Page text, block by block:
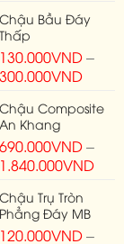
Chậu Bầu Đáy
Thấp
130.000VND–
300.000VND
Chậu Composite
An Khang
690.000VND–
1.840.000VND
Chậu Trụ Tròn
Phẳng Đáy MB
120.000VND–